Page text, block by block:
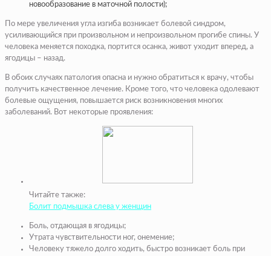
новообразование в маточной полости);
По мере увеличения угла изгиба возникает болевой синдром,
усиливающийся при произвольном и непроизвольном прогибе спины. У
человека меняется походка, портится осанка, живот уходит вперед, а
ягодицы – назад.
В обоих случаях патология опасна и нужно обратиться к врачу, чтобы
получить качественное лечение. Кроме того, что человека одолевают
болевые ощущения, повышается риск возникновения многих
заболеваний. Вот некоторые проявления:
Читайте также:
Болит подмышка слева у женщин
Боль, отдающая в ягодицы;
Утрата чувствительности ног, онемение;
Человеку тяжело долго ходить, быстро возникает боль при